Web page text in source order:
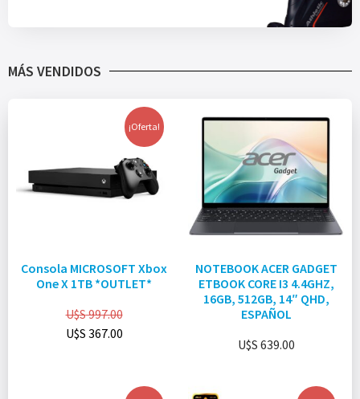
MÁS VENDIDOS
¡Oferta!
Consola MICROSOFT Xbox
One X 1TB *OUTLET*
U$S997.00
U$S 367.00
NOTEBOOK ACER GADGET
ETBOOK CORE I3 4.4GHZ,
16GB, 512GB, 14″ QHD,
ESPAÑOL
U$S 639.00